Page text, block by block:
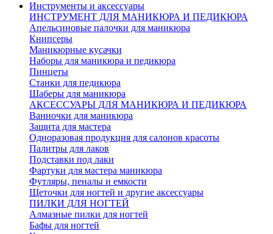
Инструменты и аксессуары
ИНСТРУМЕНТ ДЛЯ МАНИКЮРА И ПЕДИКЮРА
Апельсиновые палочки для маникюра
Книпсеры
Маникюрные кусачки
Наборы для маникюра и педикюра
Пинцеты
Станки для педикюра
Шаберы для маникюра
АКСЕССУАРЫ ДЛЯ МАНИКЮРА И ПЕДИКЮРА
Ванночки для маникюра
Защита для мастера
Одноразовая продукция для салонов красоты
Палитры для лаков
Подставки под лаки
Фартуки для мастера маникюра
Футляры, пеналы и емкости
Щеточки для ногтей и другие аксессуары
ПИЛКИ ДЛЯ НОГТЕЙ
Алмазные пилки для ногтей
Бафы для ногтей